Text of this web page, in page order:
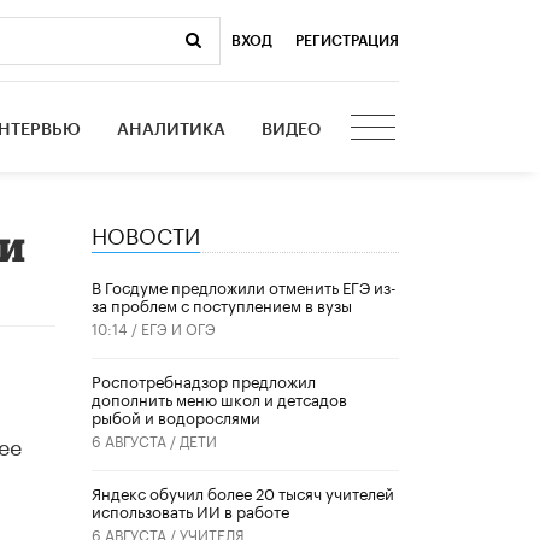
ВХОД РЕГИСТРАЦИЯ
АНАЛИТИКА ВИДЕО
НОВОСТИ
В Госдуме предложили отменить ЕГЭ из-
за проблем с поступлением в вузы
10:14 / ЕГЭ И ОГЭ
Роспотребнадзор предложил
дополнить меню школ и детсадов
рыбой и водорослями
6 АВГУСТА / ДЕТИ
​Яндекс обучил более 20 тысяч учителей
использовать ИИ в работе
6 АВГУСТА /УЧИТЕЛЯ